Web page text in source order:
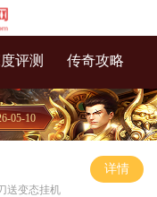
评测 传奇攻略
05-10
送变态挂机
详情